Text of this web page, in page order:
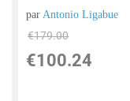
parAntonio Ligabue
€179.00
€100.24